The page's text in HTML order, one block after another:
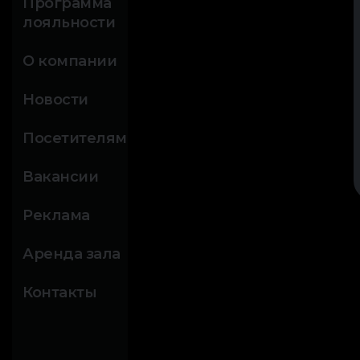
лояльности
О компании
Новости
Посетителям
Вакансии
Реклама
Аренда зала
Контакты